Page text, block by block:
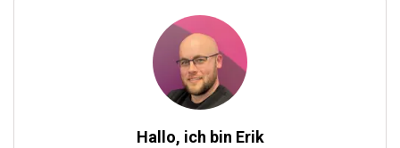
Hallo, ich bin Erik